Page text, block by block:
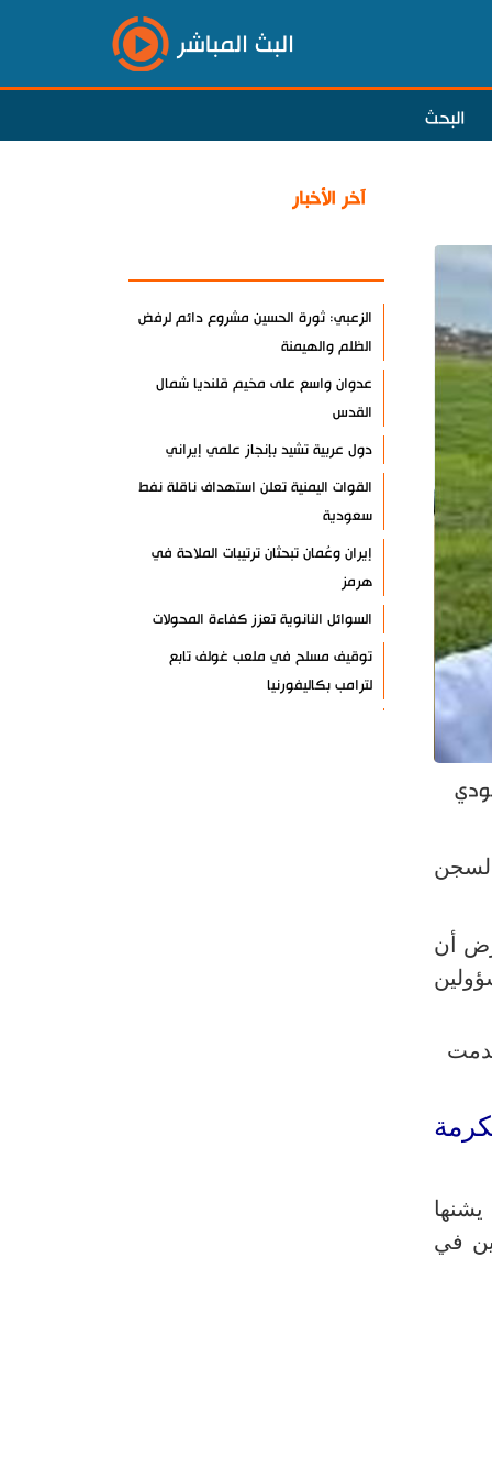
البث المباشر
البحث
الشهر، بالسجن
أن
إنها استخدمت
في
آخر الأخبار
الزعبي: ثورة الحسين مشروع دائم لرفض
الظلم والهيمنة
عدوان واسع على مخيم قلنديا شمال
القدس
دول عربية تشيد بإنجاز علمي إيراني
القوات اليمنية تعلن استهداف ناقلة نفط
سعودية
إيران وعُمان تبحثان ترتيبات الملاحة في
هرمز
السوائل النانوية تعزز كفاءة المحولات
توقيف مسلح في ملعب غولف تابع
لترامب بكاليفورنيا